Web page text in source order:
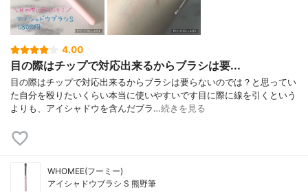
4.00
目の際はチップで対応出来るからブラシは要...
目の際はチップで対応出来るからブラシは要らないのでは？と思ってい
た自分を殴りたいくらい本当に使いやすいです目に際に線を引くという
よりも、アイシャドウを含んだブラ…続きを見る
WHOMEE(フーミー)
アイシャドウブラシ S 熊野筆